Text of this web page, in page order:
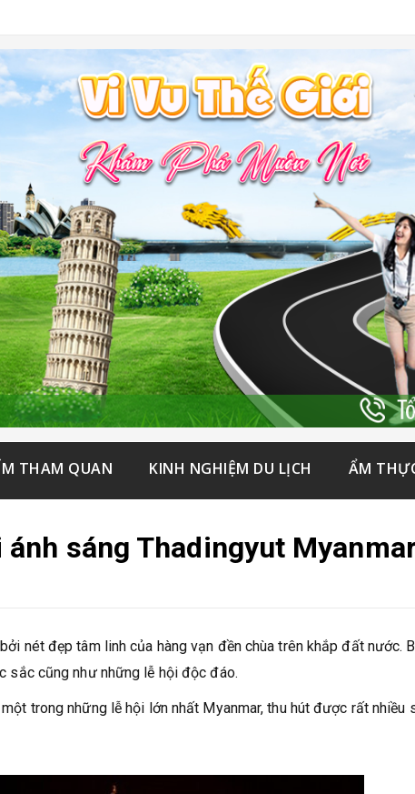
THAM QUAN KINH NGHIỆM DU LỊCH ẨM
sáng Thadingyut
nét đẹp tâm linh của hàng vạn đền chùa trên khắp đất nước.
sắc cũng như những lễ hội độc đáo.
trong những lễ hội lớn nhất Myanmar, thu hút được rất nhiều